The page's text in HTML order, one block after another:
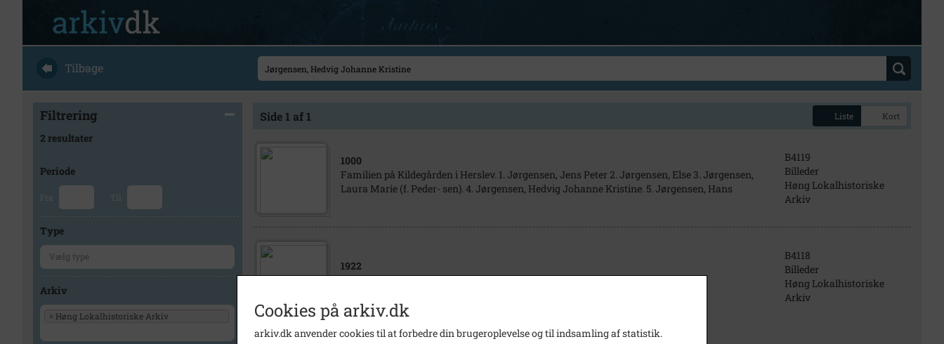
Tilbage
Filtrering
2 resultater
Periode
Fra Til
Type
Arkiv
× Høng Lokalhistoriske Arkiv
Side 1 af 1 Liste Kort
1000
Familien på Kildegården i Herslev. 1. Jørgensen, Jens Peter 2. Jørgensen, Else 3. Jørgensen,
Laura Marie (f. Peder- sen). 4. Jørgensen, Hedvig Johanne Kristine. 5. Jørgensen, Hans
B4119
Billeder
Høng Lokalhistoriske
Arkiv
1922
Foto af familien på"Kildegården" Kildegårdsvej 1, Herslev
B4118
Billeder
Høng Lokalhistoriske
Arkiv
Cookies på arkiv.dk
arkiv.dk anvender cookies til at forbedre din brugeroplevelse og til indsamling af statistik.